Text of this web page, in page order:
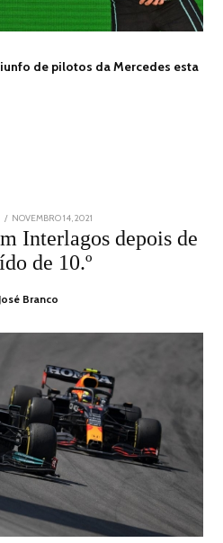
de pilotos da Mercedes esta
POSTED
NOVEMBRO 14, 2021
2021
Interlagos depois de
de 10.º
José Branco